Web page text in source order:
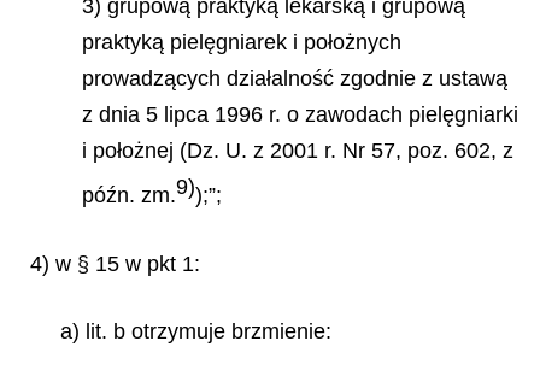
3) grupową praktyką lekarską i grupową
praktyką pielęgniarek i położnych
prowadzących działalność zgodnie z ustawą
z dnia 5 lipca 1996 r. o zawodach pielęgniarki
i położnej (Dz. U. z 2001 r. Nr 57, poz. 602, z
późn. zm.9));”;
4) w § 15 w pkt 1:
a) lit. b otrzymuje brzmienie: